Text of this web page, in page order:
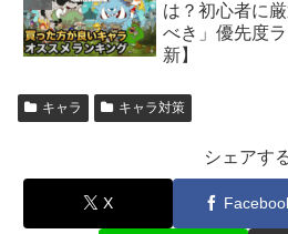
は？初心者に
べき」優先度
新】
キャラ キャラ対策
シェアす
X